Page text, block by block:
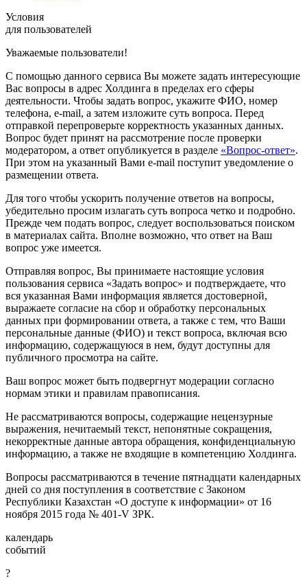
Условия
для пользователей
Уважаемые пользователи!
С помощью данного сервиса Вы можете задать интересующие
Вас вопросы в адрес Холдинга в пределах его сферы
деятельности. Чтобы задать вопрос, укажите ФИО, номер
телефона, e-mail, а затем изложите суть вопроса. Перед
отправкой перепроверьте корректность указанных данных.
Вопрос будет принят на рассмотрение после проверки
модератором, а ответ опубликуется в разделе «Вопрос-ответ».
При этом на указанный Вами e-mail поступит уведомление о
размещении ответа.
Для того чтобы ускорить получение ответов на вопросы,
убедительно просим излагать суть вопроса четко и подробно.
Прежде чем подать вопрос, следует воспользоваться поиском
в материалах сайта. Вполне возможно, что ответ на Ваш
вопрос уже имеется.
Отправляя вопрос, Вы принимаете настоящие условия
пользования сервиса «Задать вопрос» и подтверждаете, что
вся указанная Вами информация является достоверной,
выражаете согласие на сбор и обработку персональных
данных при формировании ответа, а также с тем, что Ваши
персональные данные (ФИО) и текст вопроса, включая всю
информацию, содержащуюся в нем, будут доступны для
публичного просмотра на сайте.
Ваш вопрос может быть подвергнут модерации согласно
нормам этики и правилам правописания.
Не рассматриваются вопросы, содержащие нецензурные
выражения, нечитаемый текст, непонятные сокращения,
некорректные данные автора обращения, конфиденциальную
информацию, а также не входящие в компетенцию Холдинга.
Вопросы рассматриваются в течение пятнадцати календарных
дней со дня поступления в соответствие с Законом
Республики Казахстан «О доступе к информации» от 16
ноября 2015 года № 401-V ЗРК.
календарь
событий
?